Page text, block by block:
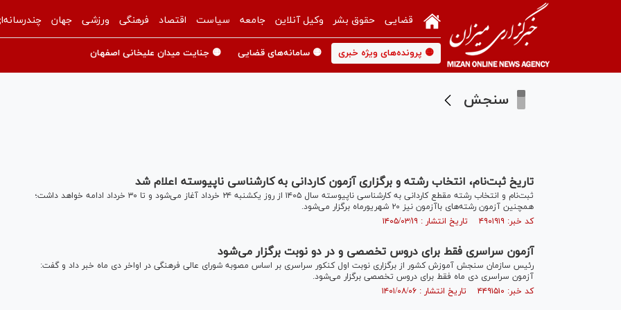
قضایی حقوق بشر وکیل آنلاین جامعه سیاست اقتصاد فرهنگی ورزشی جهان
🟡 پرونده‌های ویژه خبری 🟡 سامانه‌های قضایی 🟡 جنایت میدان علیخانی اصفهان
سنجش
تاریخ ثبت‌نام، انتخاب رشته و برگزاری آزمون کاردانی به کارشناسی ناپیوسته اعلام شد
ثبت‌نام و انتخاب رشته مقطع کاردانی به کارشناسی ناپیوسته سال ۱۴۰۵ از روز یکشنبه ۲۴ خرداد آغاز می‌شود و تا ۳۰ خرداد ادامه خواهد داشت؛
همچنین آزمون رشته‌های باآزمون نیز ۲۰ شهریورماه برگزار می‌شود.
کد خبر: ۴۹۰۱۹۱۹ تاریخ انتشار : ۱۴۰۵/۰۳/۱۹
آزمون سراسری فقط برای دروس تخصصی و در دو نوبت برگزار می‌شود
رئیس سازمان سنجش آموزش کشور از برگزاری نوبت اول کنکور سراسری بر اساس مصوبه شورای عالی فرهنگی در اواخر دی ماه خبر داد و گفت:
آزمون سراسری دی ماه فقط برای دروس تخصصی برگزار می‌شود.
کد خبر: ۴۴۹۱۵۱۰ تاریخ انتشار : ۱۴۰۱/۰۸/۰۶